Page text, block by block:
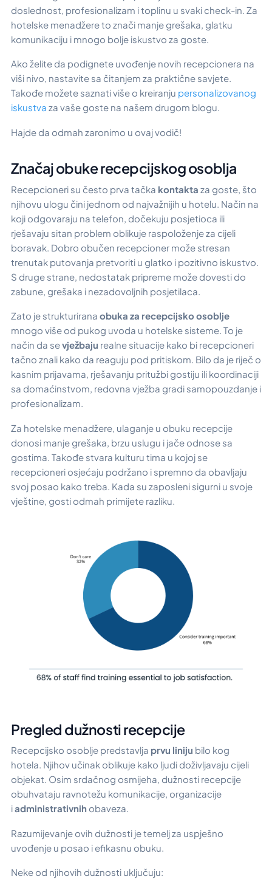
doslednost, profesionalizam i toplinu u svaki check-in. Za
hotelske menadžere to znači manje grešaka, glatku
komunikaciju i mnogo bolje iskustvo za goste.
Ako želite da podignete uvođenje novih recepcionera na
viši nivo, nastavite sa čitanjem za praktične savjete.
Takođe možete saznati više o kreiranju personalizovanog
iskustva za vaše goste na našem drugom blogu.
Hajde da odmah zaronimo u ovaj vodič!
Značaj obuke recepcijskog osoblja
Recepcioneri su često prva tačka kontakta za goste, što
njihovu ulogu čini jednom od najvažnijih u hotelu. Način na
koji odgovaraju na telefon, dočekuju posjetioca ili
rješavaju sitan problem oblikuje raspoloženje za cijeli
boravak. Dobro obučen recepcioner može stresan
trenutak putovanja pretvoriti u glatko i pozitivno iskustvo.
S druge strane, nedostatak pripreme može dovesti do
zabune, grešaka i nezadovoljnih posjetilaca.
Zato je strukturirana obuka za recepcijsko osoblje
mnogo više od pukog uvoda u hotelske sisteme. To je
način da sevježbaju realne situacije kako bi recepcioneri
tačno znali kako da reaguju pod pritiskom. Bilo da je riječ o
kasnim prijavama, rješavanju pritužbi gostiju ili koordinaciji
sa domaćinstvom, redovna vježba gradi samopouzdanje i
profesionalizam.
Za hotelske menadžere, ulaganje u obuku recepcije
donosi manje grešaka, brzu uslugu i jače odnose sa
gostima. Takođe stvara kulturu tima u kojoj se
recepcioneri osjećaju podržano i spremno da obavljaju
svoj posao kako treba. Kada su zaposleni sigurni u svoje
vještine, gosti odmah primijete razliku.
Pregled dužnosti recepcije
Recepcijsko osoblje predstavlja prvu liniju bilo kog
hotela. Njihov učinak oblikuje kako ljudi doživljavaju cijeli
objekat. Osim srdačnog osmijeha, dužnosti recepcije
obuhvataju ravnotežu komunikacije, organizacije
iadministrativnih obaveza.
Razumijevanje ovih dužnosti je temelj za uspješno
uvođenje u posao i efikasnu obuku.
Neke od njihovih dužnosti uključuju: